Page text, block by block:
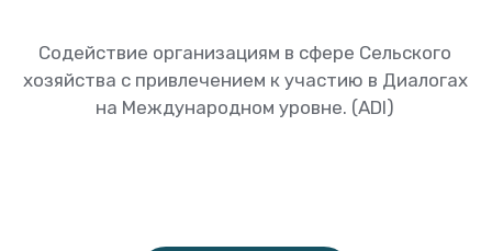
Содействие организациям в сфере Сельского
хозяйства с привлечением к участию в Диалогах
на Международном уровне. (ADI)